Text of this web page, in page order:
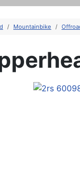
Mountainbike